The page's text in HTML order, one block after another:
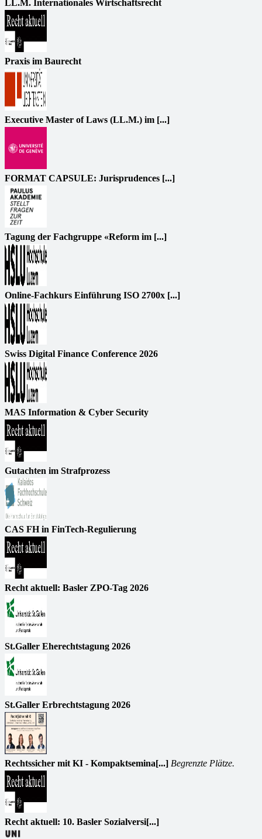
LL.M. Internationales Wirtschaftsrecht
Praxis im Baurecht
Executive Master of Laws (LL.M.) im [...]
FORMAT CAPSULE: Jurisprudences [...]
Tagung der Fachgruppe «Reform im [...]
Online-Fachkurs Einführung ISO 2700x [...]
Swiss Digital Finance Conference 2026
MAS Information & Cyber Security
Gutachten im Strafprozess
CAS FH in FinTech-Regulierung
Recht aktuell: Basler ZPO-Tag 2026
St.Galler Eherechtstagung 2026
St.Galler Erbrechtstagung 2026
Rechtssicher mit KI - Kompaktsemina[...] Begrenzte Plätze.
Recht aktuell: 10. Basler Sozialversi[...]